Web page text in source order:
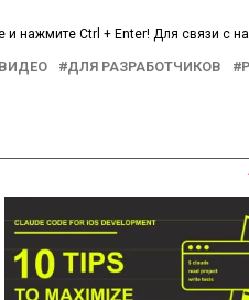
и нажмите Ctrl + Enter! Для связи с
ВИДЕО ДЛЯ РАЗРАБОТЧИКОВ